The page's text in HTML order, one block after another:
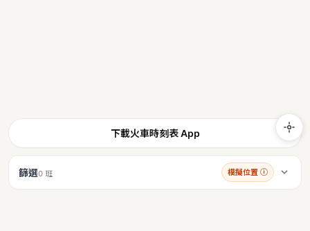
下載火車時刻表 App
篩選0 班 模擬位置 ⓘ